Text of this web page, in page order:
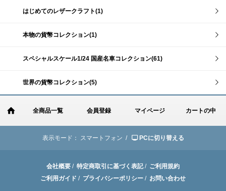
はじめてのレザークラフト(1)
本物の貨幣コレクション(1)
スペシャルスケール1/24 国産名車コレクション(61)
世界の貨幣コレクション(5)
全商品一覧 会員登録 マイページ カートの中
表示モード： スマートフォン / PCに切り替える
会社概要 / 特定商取引に基づく表記/ ご利用規約
ご利用ガイド / プライバシーポリシー / お問い合わせ